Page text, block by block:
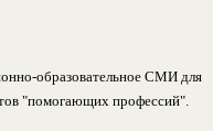
образовательное СМИ для
"помогающих профессий".